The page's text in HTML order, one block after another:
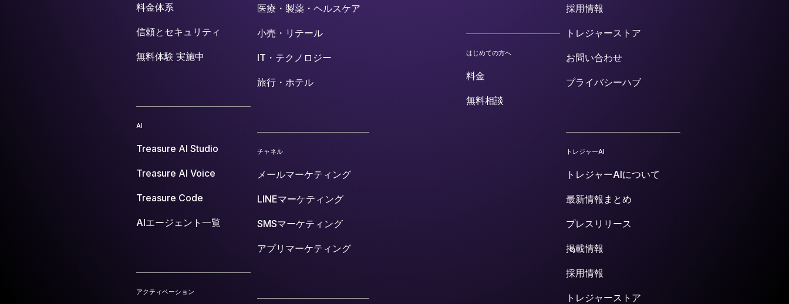
料金体系
信頼とセキュリティ
無料体験 実施中
AI
Treasure AI Studio
Treasure AI Voice
Treasure Code
AIエージェント一覧
アクティベーション
医療・製薬・ヘルスケア
小売・リテール
IT・テクノロジー
旅行・ホテル
チャネル
メールマーケティング
LINEマーケティング
SMSマーケティング
アプリマーケティング
はじめての方へ
料金
無料相談
採用情報
トレジャーストア
お問い合わせ
プライバシーハブ
トレジャーAI
トレジャーAIについて
最新情報まとめ
プレスリリース
掲載情報
採用情報
トレジャーストア